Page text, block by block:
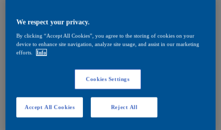
Onderhoud
Onderhoud
Watergedragen
Oplosmiddelhoudend
Beitsproducten
Watergedragen
Oplosmiddelhoudend
Quick Search
Quick Search
Productzoeker
We respect your privacy.
By clicking “Accept All Cookies”, you agree to the storing of cookies on your
device to enhance site navigation, analyze site usage, and assist in our marketing
efforts.
Info
Cookies Settings
Reject All
Accept All Cookies